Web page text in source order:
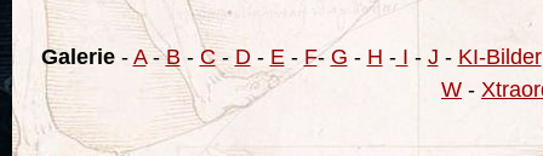
Galerie- A-B - C- D- E- F- G - H -I - J - KI-Bilder
W -